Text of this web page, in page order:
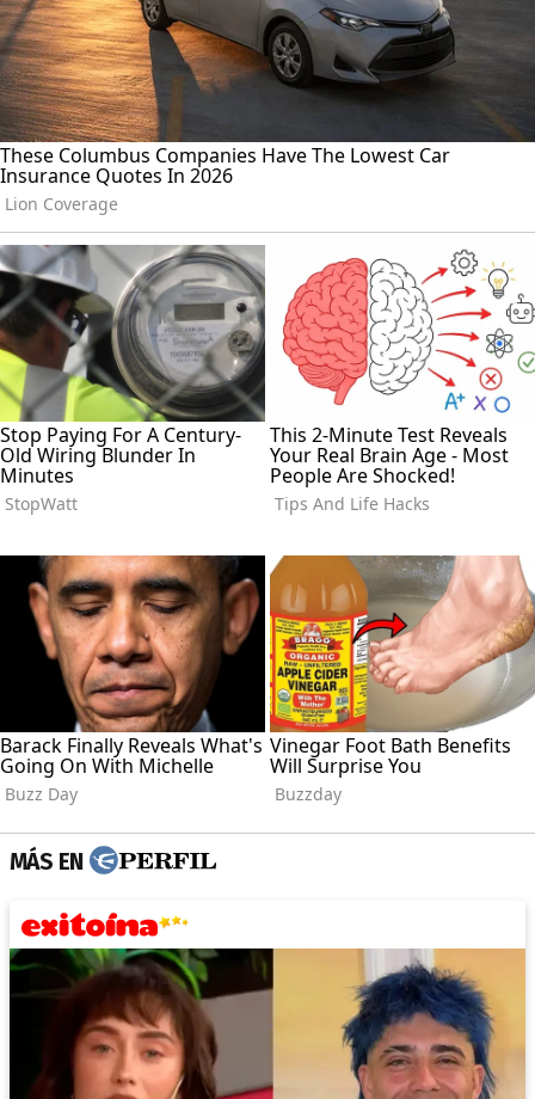
MÁS EN